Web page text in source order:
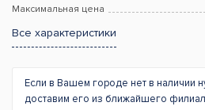
Максимальная цена
Все характеристики
Если в Вашем городе нет в наличии
доставим его из ближайшего